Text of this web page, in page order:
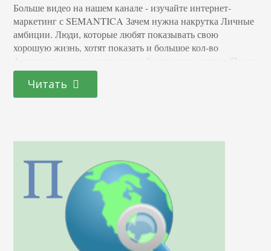
Больше видео на нашем канале - изучайте интернет-
маркетинг с SEMANTICA Зачем нужна накрутка Личные
амбиции. Люди, которые любят показывать свою
хорошую жизнь, хотят показать и большое кол-во
фолловеров, иначе картинка не будет складываться. Поиск
клиентов. Кто-то надеется таким образом найти среди
толп неизвестных людей тех, кто заинтересуется их
товарами и услугами. Стартовый вес аккаунта. Тяжело
Читать